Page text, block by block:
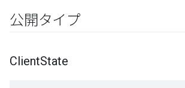
公開タイプ
ClientState